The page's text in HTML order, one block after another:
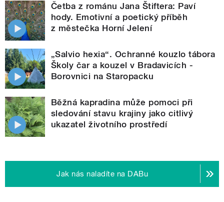
Četba z románu Jana Štiftera: Paví
hody. Emotivní a poetický příběh
z městečka Horní Jelení
„Salvio hexia“. Ochranné kouzlo tábora
Školy čar a kouzel v Bradavicích -
Borovnici na Staropacku
Běžná kapradina může pomoci při
sledování stavu krajiny jako citlivý
ukazatel životního prostředí
Jak nás naladíte na DABu